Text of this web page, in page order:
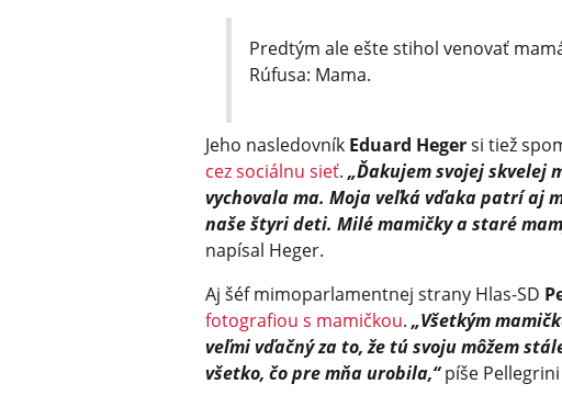
Predtým ale ešte stihol venovať
Rúfusa: Mama.
Jeho nasledovník Eduard Hegersi tiež
cez sociálnu sieť. „Ďakujem svojej skvelej
vychovala ma. Moja veľká vďaka patrí aj
naše štyri deti. Milé mamičky a staré
napísal Heger.
Aj šéf mimoparlamentnej strany Hlas-SD
fotografiou s mamičkou. „Všetkým
veľmi vďačný za to, že tú svoju môžem
všetko, čo pre mňa urobila,“píše